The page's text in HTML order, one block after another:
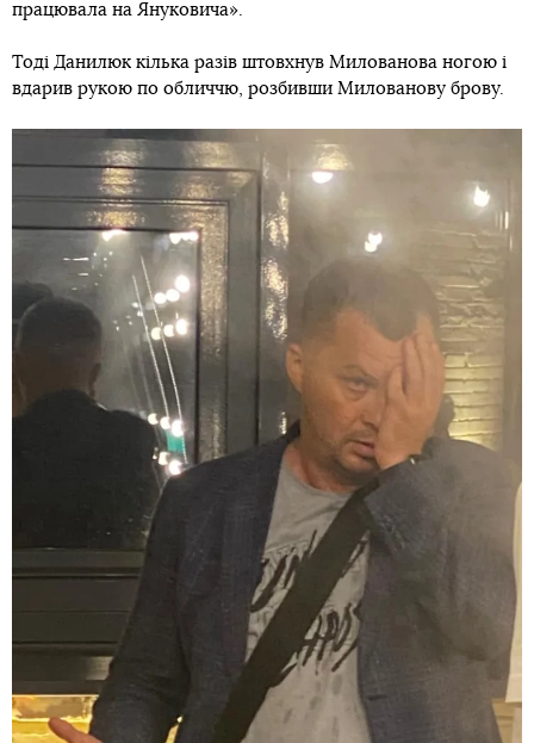
працювала на Януковича».
Тоді Данилюк кілька разів штовхнув Милованова ногою і
вдарив рукою по обличчю, розбивши Милованову брову.